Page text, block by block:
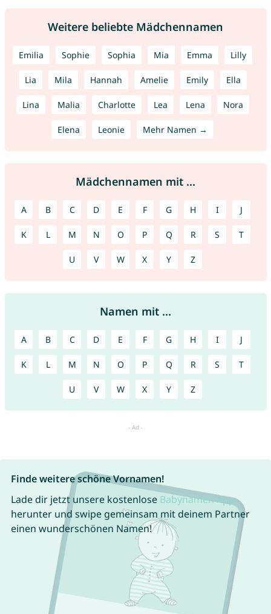
Weitere beliebte Mädchennamen
Emilia Sophie Sophia Mia Emma Lilly
Lia Mila Hannah Amelie Emily Ella
Lina Malia Charlotte Lea Lena Nora
Elena Leonie Mehr Namen →
Mädchennamen mit ...
A B C D E F G H I J
K L M N O P Q R S T
U V W X Y Z
Namen mit ...
A B C D E F G H I J
K L M N O P Q R S T
U V W X Y Z
Finde weitere schöne Vornamen!
Lade dir jetzt unsere kostenlose Babynamen App
herunter und swipe gemeinsam mit deinem Partner
einen wunderschönen Namen!